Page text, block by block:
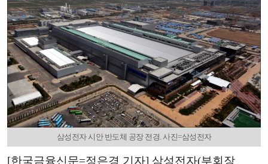
삼성전자 시안 반도체 공장 전경. 사진=삼성전자
[한국금융신문=정은경 기자] 삼성전자(부회장